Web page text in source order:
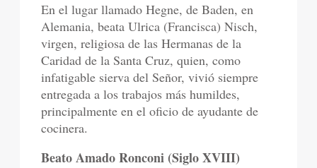
En el lugar llamado Hegne, de Baden, en
Alemania, beata Ulrica (Francisca) Nisch,
virgen, religiosa de las Hermanas de la
Caridad de la Santa Cruz, quien, como
infatigable sierva del Señor, vivió siempre
entregada a los trabajos más humildes,
principalmente en el oficio de ayudante de
cocinera.
Beato Amado Ronconi (Siglo XVIII)